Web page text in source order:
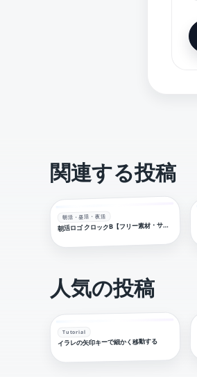
関連する投稿
朝活・昼活・夜活
朝
活ロゴ クロックB【フリー素材・サムネ素材】
人気の投稿
Tutorial
イラレの矢印キーで細かく移動する